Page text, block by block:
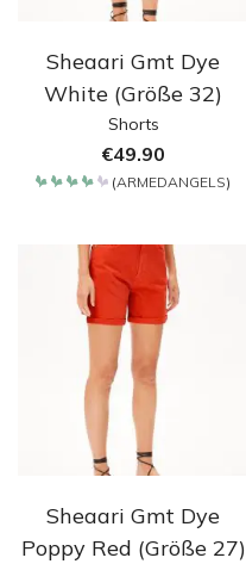
Sheaari Gmt Dye
White (Größe 32)
Shorts
€49.90
(ARMEDANGELS)
Sheaari Gmt Dye
Poppy Red (Größe 27)